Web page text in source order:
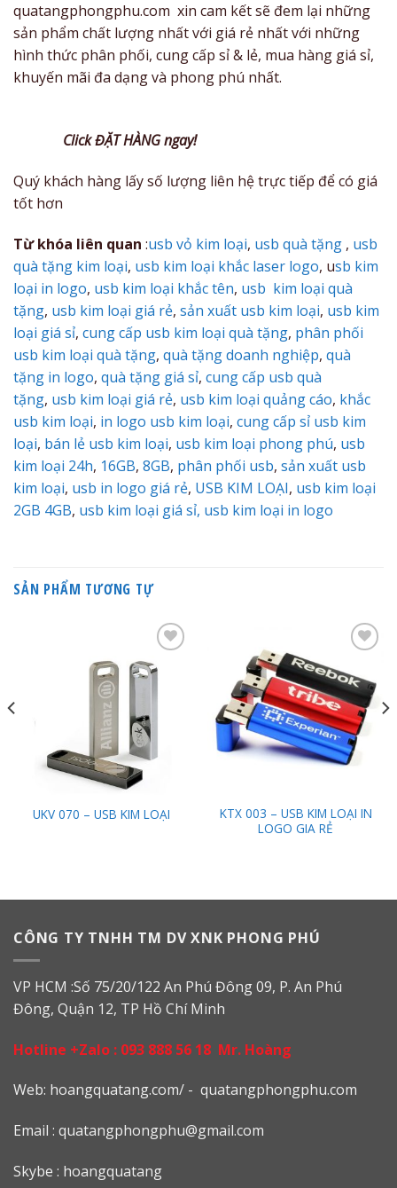
quatangphongphu.com xin cam kết sẽ đem lại những
sản phẩm chất lượng nhất với giá rẻ nhất với những
hình thức phân phối, cung cấp sỉ & lẻ, mua hàng giá sỉ,
khuyến mãi đa dạng và phong phú nhất.
Click ĐẶT HÀNG ngay!
Quý khách hàng lấy số lượng liên hệ trực tiếp để có giá
tốt hơn
Từ khóa liên quan :usb vỏ kim loại, usb quà tặng , usb
quà tặng kim loại, usb kim loại khắc laser logo, usb kim
loại in logo, usb kim loại khắc tên, usb kim loại quà
tặng, usb kim loại giá rẻ, sản xuất usb kim loại, usb kim
loại giá sỉ, cung cấp usb kim loại quà tặng, phân phối
usb kim loại quà tặng, quà tặng doanh nghiệp, quà
tặng in logo, quà tặng giá sỉ, cung cấp usb quà
tặng, usb kim loại giá rẻ, usb kim loại quảng cáo, khắc
usb kim loại, in logo usb kim loại, cung cấp sỉ usb kim
loại, bán lẻ usb kim loại, usb kim loại phong phú, usb
kim loại 24h, 16GB, 8GB, phân phối usb, sản xuất usb
kim loại, usb in logo giá rẻ, USB KIM LOẠI, usb kim loại
2GB 4GB, usb kim loại giá sỉ, usb kim loại in logo
SẢN PHẨM TƯƠNG TỰ
Add to
Wishlist
UKV 070 – USB KIM LOẠI
Wishlist
KTX 003 – USB KIM LOẠI IN
LOGO GIA RẺ
CÔNG TY TNHH TM DV XNK PHONG PHÚ
VP HCM :Số 75/20/122 An Phú Đông 09, P. An Phú
Đông, Quận 12, TP Hồ Chí Minh
Hotline +Zalo : 093 888 56 18 Mr. Hoàng
Web: hoangquatang.com/ - quatangphongphu.com
Email : quatangphongphu@gmail.com
Skybe : hoangquatang